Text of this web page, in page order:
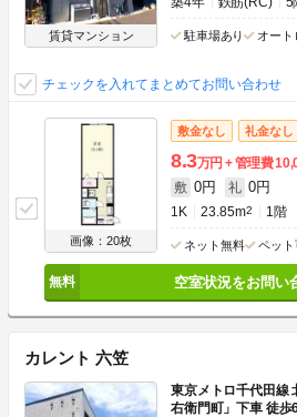
賃貸マンション 駐車場あり オート
チェックを入れてまとめてお問い合わせ
画像：20枚
敷金なし 礼金なし
8.3万円 管理費
敷 0円 礼 0円
1K 23.85m2 1階
ネット無料 ペッ
空室状況をお問い
カレント 六笠
東京メトロ千代田線
右衛門町」下車 徒歩